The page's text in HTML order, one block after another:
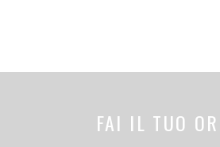
FAI IL TUO